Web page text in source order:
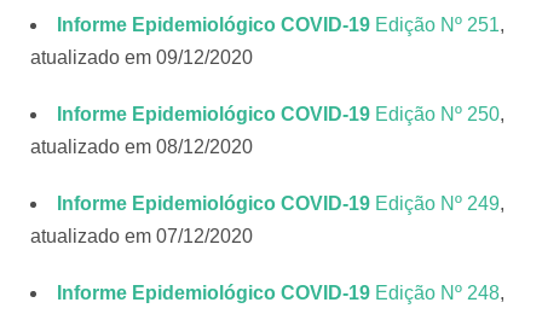
Informe Epidemiológico COVID-19 Edição Nº 251,
atualizado em 09/12/2020
Informe Epidemiológico COVID-19 Edição Nº 250,
atualizado em 08/12/2020
Informe Epidemiológico COVID-19 Edição Nº 249,
atualizado em 07/12/2020
Informe Epidemiológico COVID-19 Edição Nº 248,